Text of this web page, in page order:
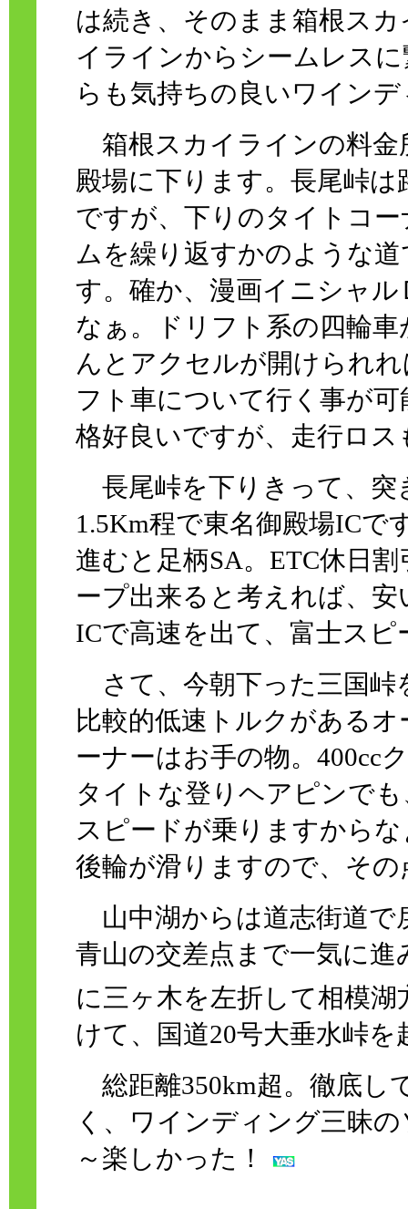
は続き、そのまま箱根ス
イラインからシームレス
らも気持ちの良いワイン
箱根スカイラインの料金
殿場に下ります。長尾峠
ですが、下りのタイトコ
ムを繰り返すかのような
す。確か、漫画イニシャ
なぁ。ドリフト系の四輪
んとアクセルが開けられ
フト車について行く事が
格好良いですが、走行ロ
長尾峠を下りきって、突
1.5Km程で東名御殿場ICで
進むと足柄SA。ETC休日
ープ出来ると考えれば、
ICで高速を出て、富士ス
さて、今朝下った三国峠
比較的低速トルクがある
ーナーはお手の物。400cc
タイトな登りヘアピンで
スピードが乗りますから
後輪が滑りますので、そ
山中湖からは道志街道で
青山の交差点まで一気に
に三ヶ木を左折して相模
けて、国道20号大垂水峠
総距離350km超。徹底し
く、ワインディング三昧
～楽しかった！